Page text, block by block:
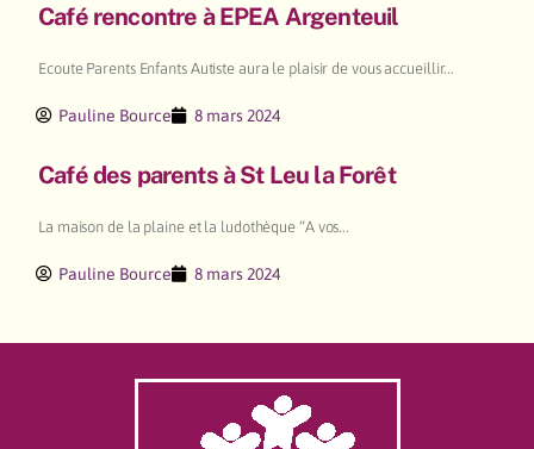
Café rencontre à EPEA Argenteuil
Ecoute Parents Enfants Autiste aura le plaisir de vous accueillir...
Pauline Bource 8 mars 2024
Café des parents à St Leu la Forêt
La maison de la plaine et la ludothèque “A vos...
Pauline Bource 8 mars 2024